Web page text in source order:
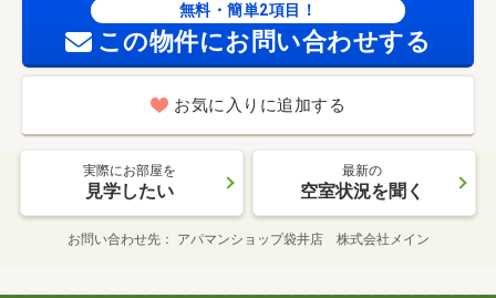
無料・簡単2項目！
この物件にお問い合わせする
お気に入りに追加する
実際にお部屋を
見学したい
最新の
空室状況を聞く
お問い合わせ先 アパマンショップ袋井店 株式会社メイン